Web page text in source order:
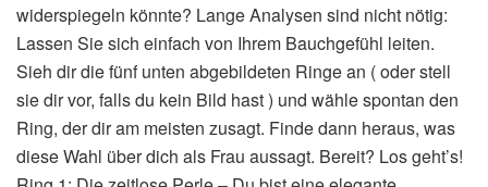
widerspiegeln könnte? Lange Analysen sind nicht nötig:
Lassen Sie sich einfach von Ihrem Bauchgefühl leiten.
Sieh dir die fünf unten abgebildeten Ringe an ( oder stell
sie dir vor, falls du kein Bild hast ) und wähle spontan den
Ring, der dir am meisten zusagt. Finde dann heraus, was
diese Wahl über dich als Frau aussagt. Bereit? Los geht’s!